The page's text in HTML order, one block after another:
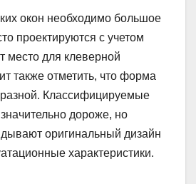
окон необходимо большое
проектируются с учетом
место для клеверной
также отметить, что форма
Классифицируемые
дороже, но
оригинальный дизайн
характеристики.